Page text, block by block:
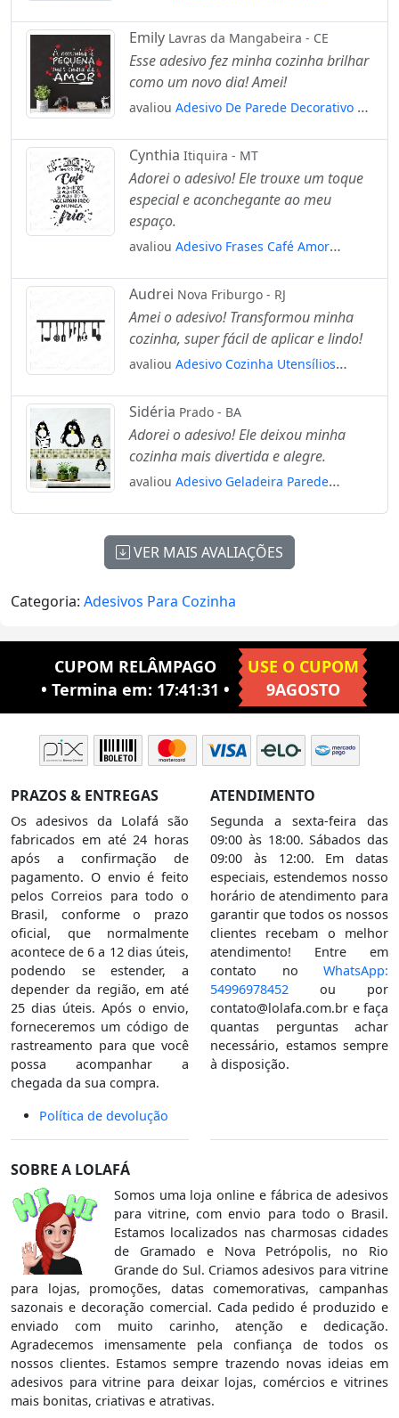
Mod:2042
Emily Lavras da Mangabeira - CE
Esse adesivo fez minha cozinha brilhar
como um novo dia! Amei!
avaliou Adesivo De Parede Decorativo A
Cynthia Itiquira - MT
Adorei o adesivo! Ele trouxe um toque
especial e aconchegante ao meu
espaço.
avaliou Adesivo Frases Café Amor
Audrei Nova Friburgo - RJ
Amei o adesivo! Transformou minha
cozinha, super fácil de aplicar e lindo!
avaliou Adesivo Cozinha Utensílios
Sidéria Prado - BA
Adorei o adesivo! Ele deixou minha
cozinha mais divertida e alegre.
avaliou Adesivo Geladeira Parede
VER MAIS AVALIAÇÕES
Categoria: Adesivos Para Cozinha
CUPOM RELÂMPAGO
• Termina em: 17:41:31 •
USE O CUPOM
9AGOSTO
PRAZOS & ENTREGAS
Os adesivos da Lolafá são
fabricados em até 24 horas
após a confirmação de
pagamento. O envio é feito
pelos Correios para todo o
Brasil, conforme o prazo
oficial, que normalmente
acontece de 6 a 12 dias úteis,
podendo se estender, a
depender da região, em até
25 dias úteis. Após o envio,
forneceremos um código de
rastreamento para que você
possa acompanhar a
chegada da sua compra.
Política de devolução
ATENDIMENTO
Segunda a sexta-feira das
09:00 às 18:00. Sábados das
09:00 às 12:00. Em datas
especiais, estendemos nosso
horário de atendimento para
garantir que todos os nossos
clientes recebam o melhor
atendimento! Entre em
contato no WhatsApp:
54996978452 ou por
contato@lolafa.com.br e faça
quantas perguntas achar
necessário, estamos sempre
à disposição.
SOBRE A LOLAFÁ
Somos uma loja online e fábrica de adesivos
para vitrine, com envio para todo o Brasil.
Estamos localizados nas charmosas cidades
de Gramado e Nova Petrópolis, no Rio
Grande do Sul. Criamos adesivos para vitrine
para lojas, promoções, datas comemorativas, campanhas
sazonais e decoração comercial. Cada pedido é produzido e
enviado com muito carinho, atenção e dedicação.
Agradecemos imensamente pela confiança de todos os
nossos clientes. Estamos sempre trazendo novas ideias em
adesivos para vitrine para deixar lojas, comércios e vitrines
mais bonitas, criativas e atrativas.